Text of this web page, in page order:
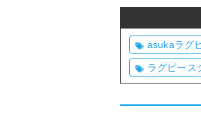
asukaラグ
ラグビース